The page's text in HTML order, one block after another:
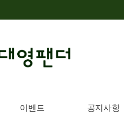
이벤트 공지사항